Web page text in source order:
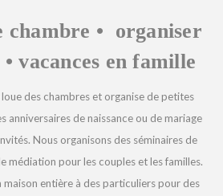
chambre • organiser
vacances en famille
des chambres et organise de petites
anniversaires de naissance ou de mariage
Nous organisons des séminaires de
médiation pour les couples et les familles.
maison entière à des particuliers pour des